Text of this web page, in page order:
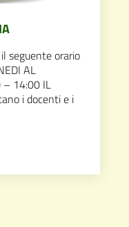
seguente orario
AL
14:00 IL
i docenti e i